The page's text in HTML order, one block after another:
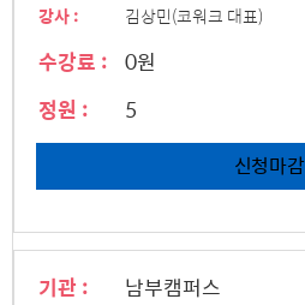
강사 : 김상민(코워크 대표)
수강료 : 0원
정원 :
5
신청마감
기관 :
남부캠퍼스